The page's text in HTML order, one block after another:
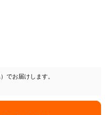
でお届けします。